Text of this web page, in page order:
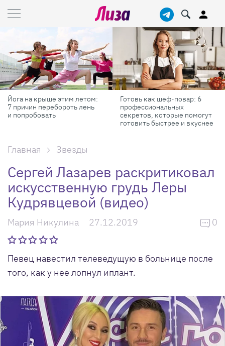
Йога на крыше этим летом:
7 причин перебороть лень
и попробовать
Готовь как шеф-повар: 6
профессиональных
секретов, которые помогут
готовить быстрее и вкуснее
Главная Звезды
Сергей Лазарев раскритиковал
искусственную грудь Леры
Кудрявцевой (видео)
Мария Никулина 27.12.2019 0
Певец навестил телеведущую в больнице после
того, как у нее лопнул иплант.